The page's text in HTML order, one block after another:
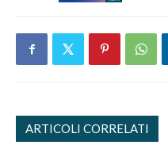
ARTICOLI CORRELATI